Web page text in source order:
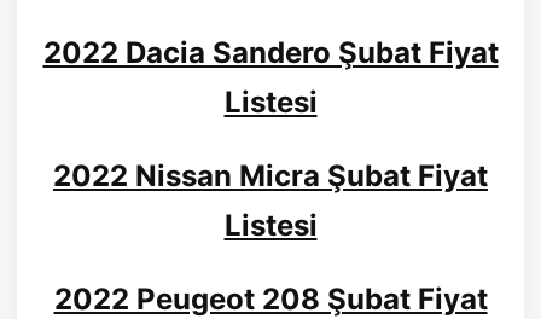
2022 Dacia Sandero Şubat Fiyat
Listesi
2022 Nissan Micra Şubat Fiyat
Listesi
2022 Peugeot 208 Şubat Fiyat